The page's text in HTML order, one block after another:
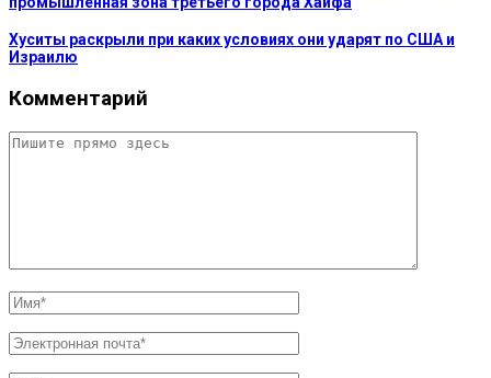
Хуситы раскрыли при каких условиях они ударят по США и
Израилю
Комментарий